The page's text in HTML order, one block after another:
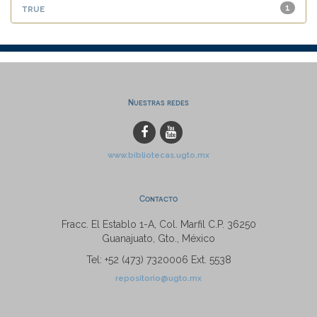
1
true
Nuestras redes
www.bibliotecas.ugto.mx
Contacto
Fracc. El Establo 1-A, Col. Marfil C.P. 36250
Guanajuato, Gto., México
Tel: +52 (473) 7320006 Ext. 5538
repositorio@ugto.mx